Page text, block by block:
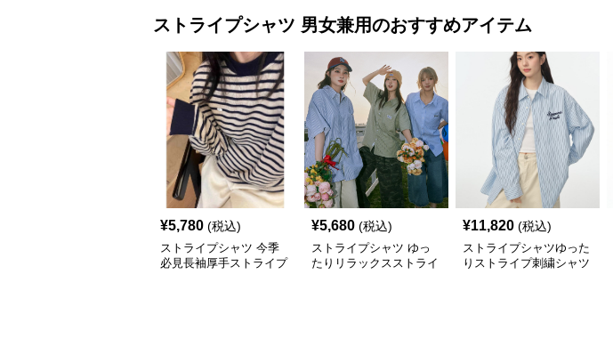
ストライプシャツ 男女兼用のおすすめアイテム
¥5,780 (税込)
ストライプシャツ 今季
必見長袖厚手ストライプ
¥5,680 (税込)
ストライプシャツ ゆっ
たりリラックスストライ
¥11,820 (税込)
ストライプシャツゆった
りストライプ刺繍シャツ